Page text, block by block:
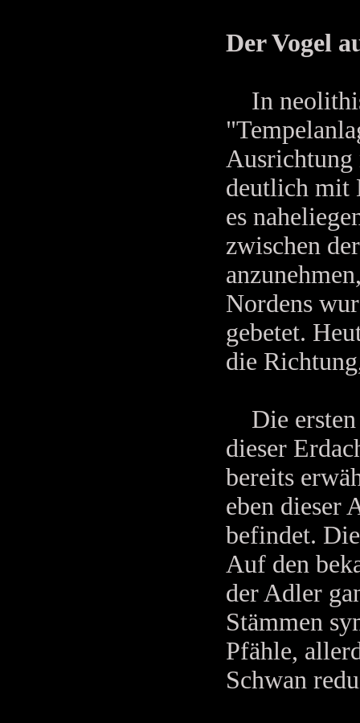
Der Vogel
In
Ausrichtung
deutlich mit
es
zwischen
Nordens
gebetet.
die
Die ersten
dieser
bereits
eben dieser
befindet.
Auf den
der Adler
Stämmen
Pfähle,
Schwan